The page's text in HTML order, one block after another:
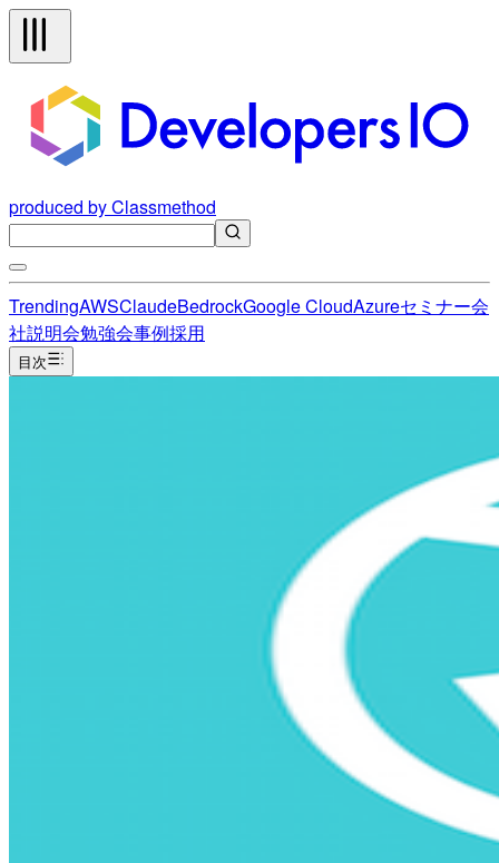
produced by Classmethod
TrendingAWSClaudeBedrockGoogle CloudAzureセミナー会
社説明会勉強会事例採用
目次